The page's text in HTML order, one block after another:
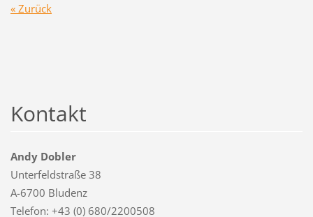
« Zurück
Kontakt
Andy Dobler
Unterfeldstraße 38
A-6700 Bludenz
Telefon: +43 (0) 680/2200508